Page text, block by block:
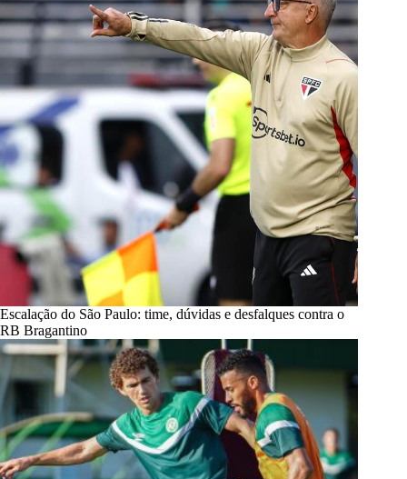
Escalação do São Paulo: time, dúvidas e desfalques contra o
RB Bragantino